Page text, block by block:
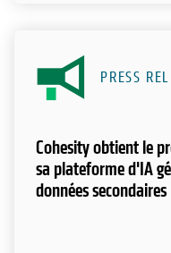
PRESS
Cohesity obtient le
sa plateforme d'IA
données secondaires